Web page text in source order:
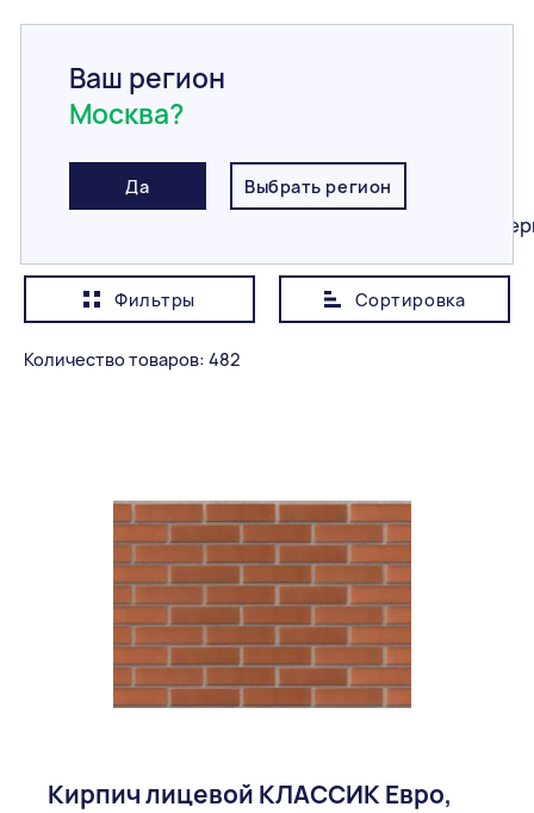
Ваш регион
Москва?
Да Выбрать регион
Главная / Каталог
Керамический
Фильтры Сортировка
Показывать сначала
Количество товаров: 482
Кирпич лицевой КЛАССИК Евро,